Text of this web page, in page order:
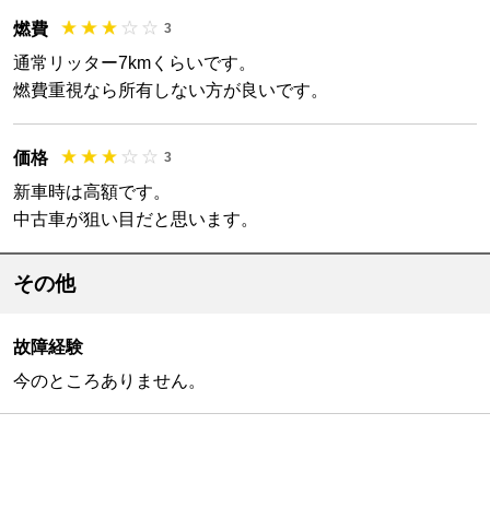
燃費 3
通常リッター7kmくらいです。
燃費重視なら所有しない方が良いです。
価格 3
新車時は高額です。
中古車が狙い目だと思います。
その他
故障経験
今のところありません。